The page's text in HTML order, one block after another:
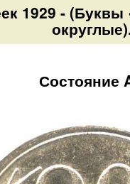
1929 - (Буквы
Состояние